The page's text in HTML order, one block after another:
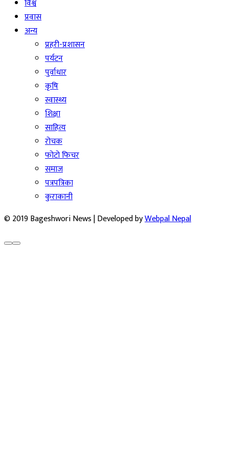
विश्व
प्रवास
अन्य
प्रहरी-प्रशासन
पर्यटन
पुर्वाधार
कृषि
स्वास्थ्य
शिक्षा
साहित्य
रोचक
फोटो फिचर
समाज
पत्रपत्रिका
कुराकानी
© 2019 Bageshwori News | Developed byWebpal Nepal